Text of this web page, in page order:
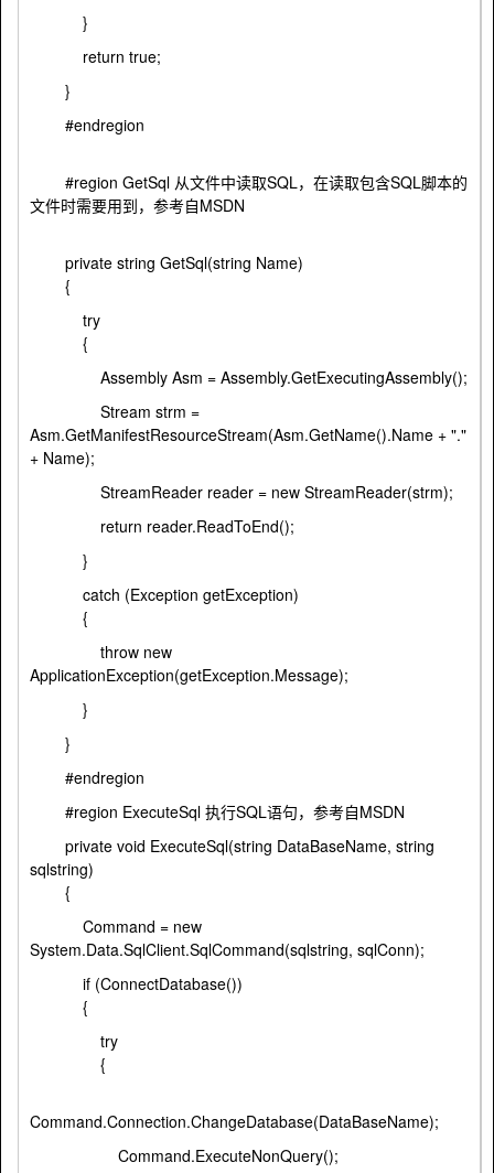
}
return true;
}
#endregion
#region GetSql 从文件中读取SQL，在读取包含SQL脚本的
文件时需要用到，参考自MSDN
private string GetSql(string Name)
{
try
{
Assembly Asm = Assembly.GetExecutingAssembly();
Stream strm =
Asm.GetManifestResourceStream(Asm.GetName().Name + "."
+ Name);
StreamReader reader = new StreamReader(strm);
return reader.ReadToEnd();
}
catch (Exception getException)
{
throw new
ApplicationException(getException.Message);
}
}
#endregion
#region ExecuteSql 执行SQL语句，参考自MSDN
private void ExecuteSql(string DataBaseName, string
sqlstring)
{
Command = new
System.Data.SqlClient.SqlCommand(sqlstring, sqlConn);
if (ConnectDatabase())
{
try
{
Command.Connection.ChangeDatabase(DataBaseName);
Command.ExecuteNonQuery();